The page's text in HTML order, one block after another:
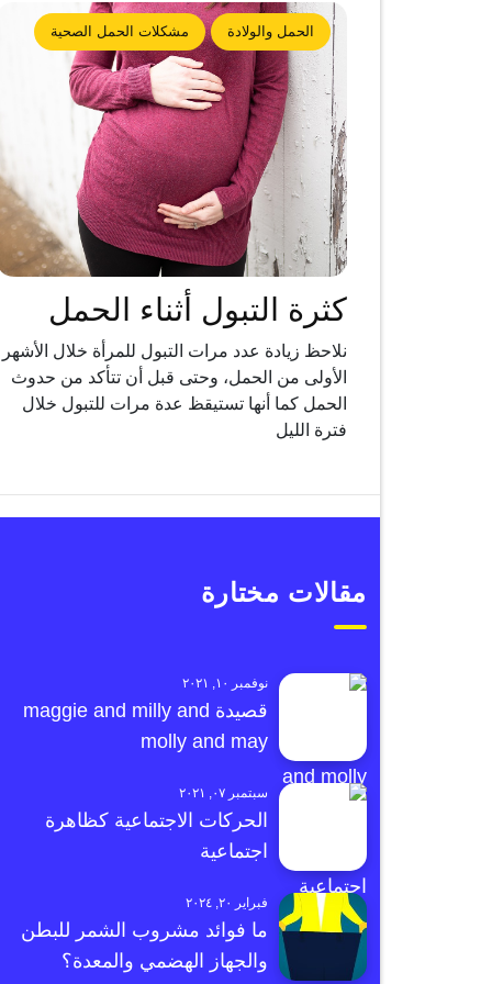
الحمل والولادة مشكلات الحمل الصحية
كثرة التبول أثناء الحمل
نلاحظ زيادة عدد مرات التبول للمرأة خلال الأشهر
الأولى من الحمل، وحتى قبل أن تتأكد من حدوث
الحمل كما أنها تستيقظ عدة مرات للتبول خلال
فترة الليل
مقالات مختارة
نوفمبر ١٠, ٢٠٢١
قصيدة maggie and milly and
molly and may
سبتمبر ٠٧, ٢٠٢١
الحركات الاجتماعية كظاهرة
اجتماعية
فبراير ٢٠, ٢٠٢٤
ما فوائد مشروب الشمر للبطن
والجهاز الهضمي والمعدة؟